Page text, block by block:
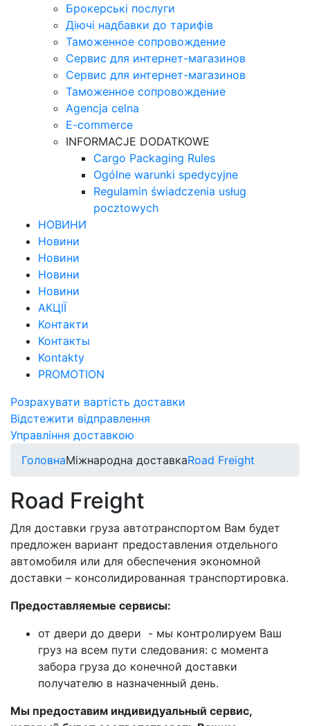
Брокерські послуги
Діючі надбавки до тарифів
Таможенное сопровождение
Сервис для интернет-магазинов
Сервис для интернет-магазинов
Таможенное сопровождение
Agencja celna
E-commerce
INFORMACJE DODATKOWE
Cargo Packaging Rules
Ogólne warunki spedycyjne
Regulamin świadczenia usług
pocztowych
НОВИНИ
Новини
Новини
Новини
Новини
АКЦІЇ
Контакти
Контакты
Kontakty
PROMOTION
Розрахувати вартість доставки
Відстежити відправлення
Управління доставкою
ГоловнаМіжнародна доставкаRoad Freight
Road Freight
Для доставки груза автотранспортом Вам будет
предложен вариант предоставления отдельного
автомобиля или для обеспечения экономной
доставки – консолидированная транспортировка.
Предоставляемые сервисы:
от двери до двери - мы контролируем Ваш
груз на всем пути следования: с момента
забора груза до конечной доставки
получателю в назначенный день.
Мы предоставим индивидуальный сервис,